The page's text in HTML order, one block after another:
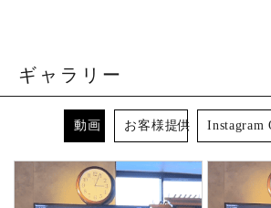
ギャラリー
動画 お客様提供 Instagram